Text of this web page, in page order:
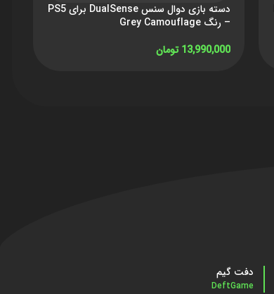
دسته بازی دوال سنس DualSense برای PS5
– رنگ Grey Camouflage
13,990,000 تومان
دفت گیم
DeftGame